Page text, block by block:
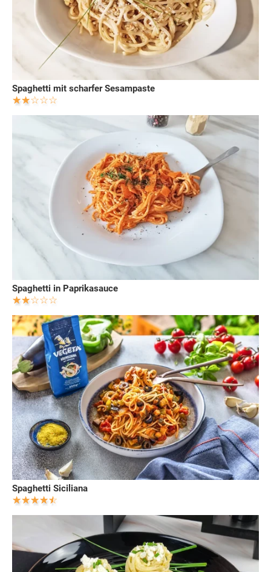
Spaghetti mit scharfer Sesampaste
Spaghetti in Paprikasauce
Spaghetti Siciliana